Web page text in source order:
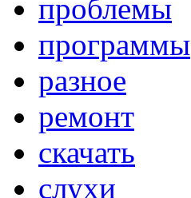
проблемы
программы
разное
ремонт
скачать
слухи